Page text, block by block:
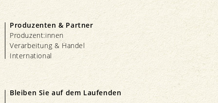
Produzenten & Partner
Produzent:innen
Verarbeitung & Handel
International
Bleiben Sie auf dem Laufenden